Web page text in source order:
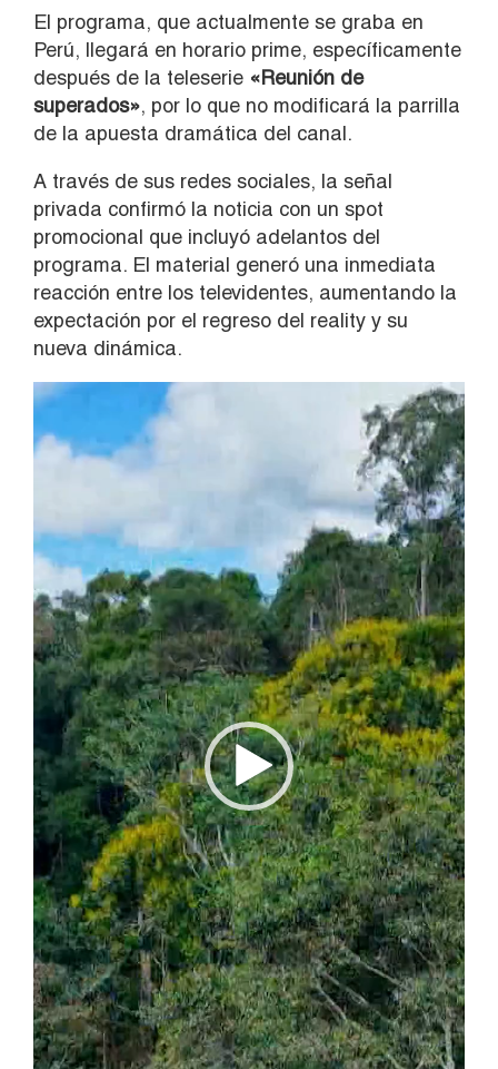
El programa, que actualmente se graba en
Perú, llegará en horario prime, específicamente
después de la teleserie «Reunión de
superados», por lo que no modificará la parrilla
de la apuesta dramática del canal.
A través de sus redes sociales, la señal
privada confirmó la noticia con un spot
promocional que incluyó adelantos del
programa. El material generó una inmediata
reacción entre los televidentes, aumentando la
expectación por el regreso del reality y su
nueva dinámica.
Reproductor
de
vídeo